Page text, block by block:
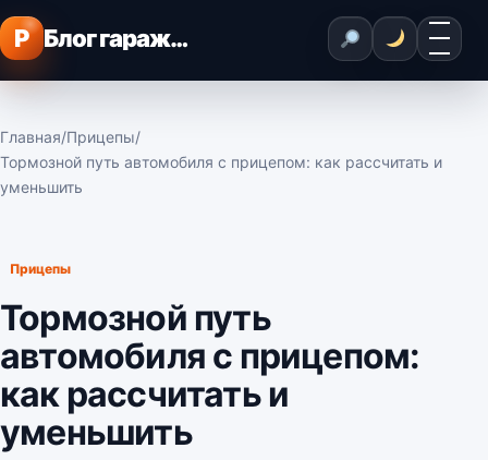
Перейти к содержимому
P Блог гаражного мастера Меню
Главная/Прицепы/
Тормозной путь автомобиля с прицепом: как рассчитать и
уменьшить
Прицепы
Тормозной путь
автомобиля с прицепом:
как рассчитать и
уменьшить